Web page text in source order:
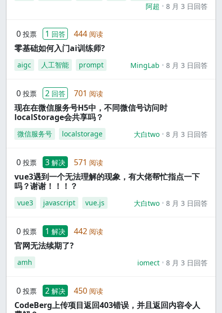
阿超
8 月 3 日回答
0 投票 1 回答 444 阅读
零基础如何入门ai训练师?
aigc 人工智能 prompt MingLab 8 月 3 日回答
0 投票 2 回答 701 阅读
现在在微信服务号H5中，不同微信号访问时
localStorage会共享吗？
微信服务号 localstorage 大白two 8 月 3 日回答
0 投票 3 解决 571 阅读
vue3遇到一个无法理解的现象，有大佬帮忙指点一下
吗？谢谢！！！？
vue3 javascript vue.js 大白two 8 月 3 日回答
0 投票 1 解决 442 阅读
官网无法续期了?
amh iomect 8 月 3 日回答
0 投票 2 解决 450 阅读
CodeBerg上传项目返回403错误，并且返回内容令人